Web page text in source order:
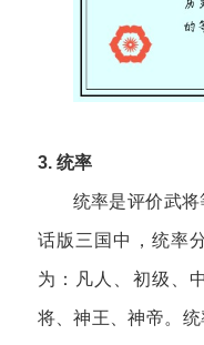
3. 统率
统率是评价武
话版三国中，统率
为：凡人、初级、
将、神王、神帝。